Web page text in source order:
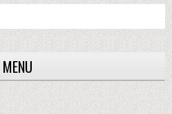
MENU